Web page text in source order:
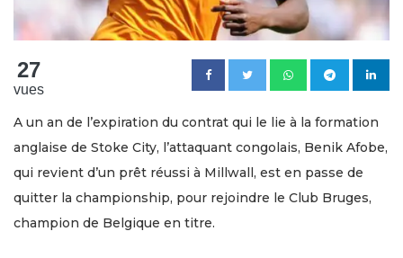
27
vues
A un an de l’expiration du contrat qui le lie à la formation
anglaise de Stoke City, l’attaquant congolais, Benik Afobe,
qui revient d’un prêt réussi à Millwall, est en passe de
quitter la championship, pour rejoindre le Club Bruges,
champion de Belgique en titre.